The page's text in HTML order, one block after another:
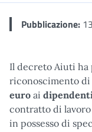
Pubblicazione:
Il decreto Aiuti ha
riconoscimento di
euro ai
contratto di lavoro
in possesso di